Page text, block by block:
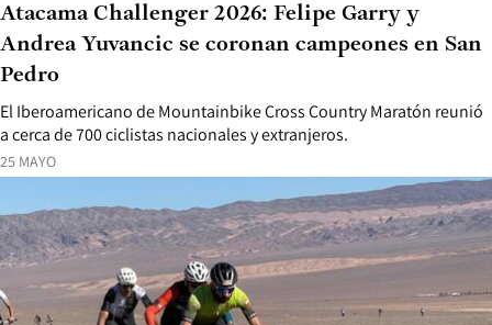
25 MAYO
El Iberoamericano de Mountainbike Cross Country Maratón reunió
a cerca de 700 ciclistas nacionales y extranjeros.
Atacama Challenger 2026: Felipe Garry y
Andrea Yuvancic se coronan campeones en San
Pedro